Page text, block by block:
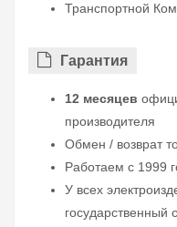
Транспортной
Гарантия
12 месяцев
производителя
Обмен / возврат
Работаем с 1999
У всех
государственный